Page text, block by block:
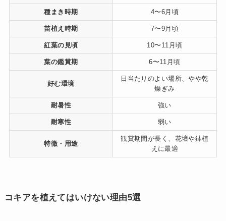
種まき時期 4〜6月頃
苗植え時期 7〜9月頃
紅葉の見頃 10〜11月頃
葉の鑑賞期 6〜11月頃
好む環境
日当たりのよい場所、やや乾
燥ぎみ
耐暑性 強い
耐寒性 弱い
特徴・用途
観賞期間が長く、花壇や鉢植
えに最適
コキアを植えてはいけない理由5選